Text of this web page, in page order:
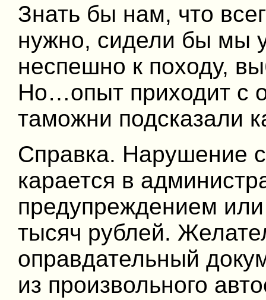
Знать бы нам, что
нужно, сидели бы мы
неспешно к походу,
Но…опыт приходит с
таможни подсказали
Справка. Нарушение
карается в
предупреждением
тысяч рублей.
оправдательный
из произвольного